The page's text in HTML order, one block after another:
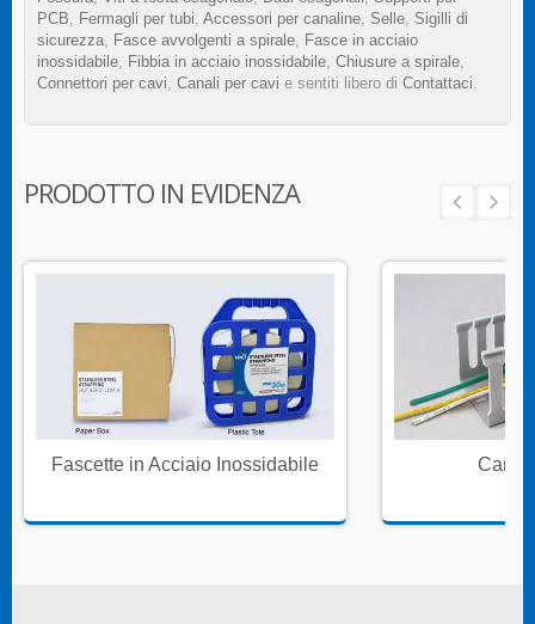
PCB, Fermagli per tubi, Accessori per canaline, Selle, Sigilli di
sicurezza, Fasce avvolgenti a spirale, Fasce in acciaio
inossidabile, Fibbia in acciaio inossidabile, Chiusure a spirale,
Connettori per cavi, Canali per cavi e sentiti libero di Contattaci.
PRODOTTO IN EVIDENZA
Fascette in Acciaio Inossidabile